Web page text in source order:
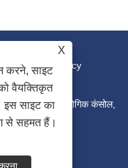
|Privacy Policy
कं, लिमिटेड - औद्योगिक कंसोल,
सुरक्षित
X
करने, साइट
वैयक्तिकृत
साइट का
से सहमत हैं।